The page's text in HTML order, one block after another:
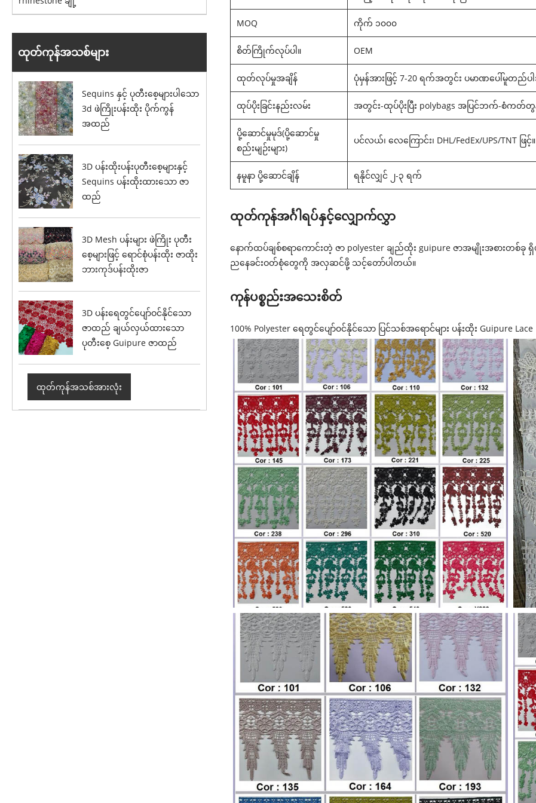
ထုတ်ကုန်အသစ်များ
Sequins နှင့် ပုတီးစေ့များပါသော
3d ဖဲကြိုးပန်းထိုး ပိုက်ကွန်
အထည်
3D ပန်းထိုးပန်းပုတီးစေ့များနှင့်
Sequins ပန်းထိုးထားသော ဇာ
ထည်
3D Mesh ပန်းများ ဖဲကြိုး ပုတီး
စေ့များဖြင့် ရောင်စုံပန်းထိုး ဇာထိုး
ဘားကုဒ်ပန်းထိုးဇာ
3D ပန်းရေတွင်ပျော်ဝင်နိုင်သော
ဇာထည် ချယ်လှယ်ထားသော
ပုတီးစေ့ Guipure ဇာထည်
ထုတ်ကုန်အသစ်အားလုံး
MOQ ကိုက် ၁၀၀၀
စိတ်ကြိုက်လုပ်ပါ။ OEM
ထုတ်လုပ်မှုအချိန် ပုံမှန်အားဖြင့် 7-20 ရက်အတွင်း ပမာဏပေါ်မူတည်
ထုပ်ပိုးခြင်းနည်းလမ်း အတွင်း-ထုပ်ပိုးပြီး polybags အပြင်ဘက်-စံကတ်
ပို့ဆောင်မှုမုဒ်(ပို့ဆောင်မှု
စည်းမျဉ်းများ)
ပင်လယ်၊ လေကြောင်း၊ DHL/FedEx/UPS/TNT ဖြင့်။
နမူနာ ပို့ဆောင်ချိန် ရနိုင်လျှင် ၂-၃ ရက်
ထုတ်ကုန်အင်္ဂါရပ်နှင့်လျှောက်လွှာ
နောက်ထပ်ချစ်စရာကောင်းတဲ့ ဇာ polyester ချည်ထိုး guipure ဇာအမျိုးအစားတစ်ခု
ညနေခင်းဝတ်စုံတွေကို အလှဆင်ဖို့ သင့်တော်ပါတယ်။
ကုန်ပစ္စည်းအသေးစိတ်
100% Polyester ရေတွင်ပျော်ဝင်နိုင်သော ပြင်သစ်အရောင်များ ပန်းထိုး Guipure Lace